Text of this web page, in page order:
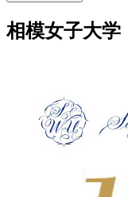
相模女子大学